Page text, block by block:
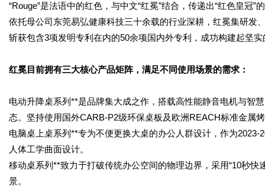
“Rouge”是法语中的红色，与中文“红冕”结合，传递出“红色皇
依托母公司东莞易弘健康科技三十余载的行业深耕，红冕集研
斩获包含3项发明专利在内的50余项国内外专利，成功构建起坚
红冕目前拥有三大核心产品矩阵，满足不同使用场景的需求：
电动升降桌系列**是品牌集大成之作，搭载高性能静音电机与智
态。坚持使用国外CARB-P2级环保桌板及欧洲REACH标准金属
电脑桌上桌系列**专为不便更换大桌的办公人群设计，作为
人体工学曲面设计。
移动桌系列**致力于打破传统办公空间的物理边界，采用“10秒
景。